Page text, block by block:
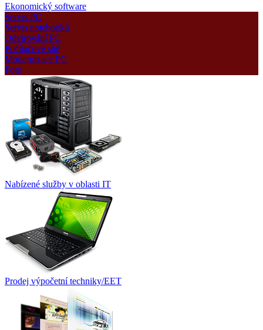
Ekonomický software
Servis PC
Servis notebooků
Odvirování PC
Počítačové sítě
Modernizace PC
Foto
Nabízené služby v oblasti IT
Prodej výpočetní techniky/EET